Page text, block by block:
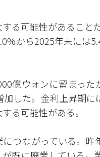
る可能性があること
から2025年末には
億ウォンに留まっ
した。金利上昇期
る可能性がある。
つながっている。